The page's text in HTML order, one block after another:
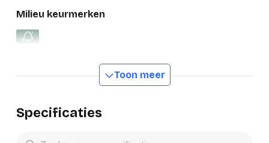
Milieu keurmerken
Toon meer
Specificaties